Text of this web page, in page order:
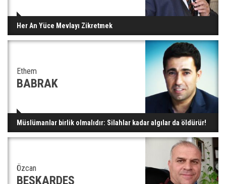
Her An Yüce Mevlayı Zikretmek
Ethem
BABRAK
Müslümanlar birlik olmalıdır: Silahlar kadar algılar da öldürür!
Özcan
BEŞKARDEŞ